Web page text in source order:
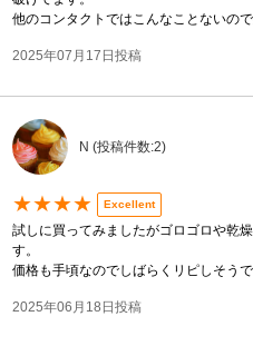
他のコンタクトではこんなことないので
2025年07月17日投稿
N (投稿件数:2)
★★★★ Excellent
試しに買ってみましたがゴロゴロや乾
す。
価格も手頃なのでしばらくリピしそうで
2025年06月18日投稿